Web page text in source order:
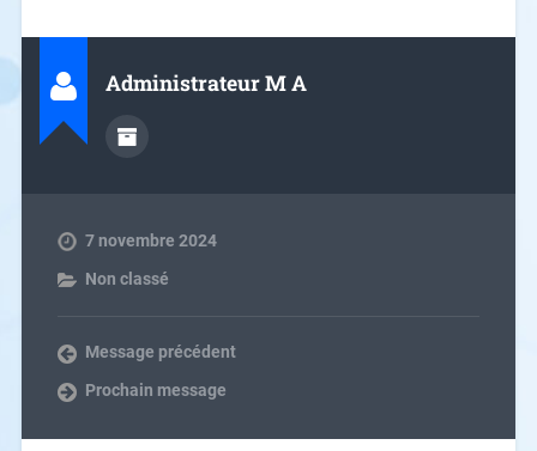
Administrateur M A
7 novembre 2024
Non classé
Message précédent
Prochain message